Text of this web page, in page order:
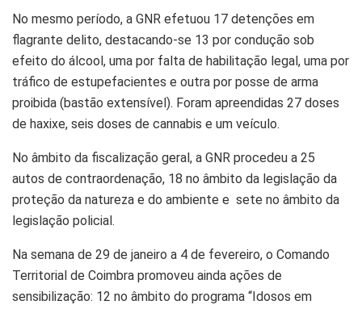
No mesmo período, a GNR efetuou 17 detenções em
flagrante delito, destacando-se 13 por condução sob
efeito do álcool, uma por falta de habilitação legal, uma por
tráfico de estupefacientes e outra por posse de arma
proibida (bastão extensível). Foram apreendidas 27 doses
de haxixe, seis doses de cannabis e um veículo.
No âmbito da fiscalização geral, a GNR procedeu a 25
autos de contraordenação, 18 no âmbito da legislação da
proteção da natureza e do ambiente e sete no âmbito da
legislação policial.
Na semana de 29 de janeiro a 4 de fevereiro, o Comando
Territorial de Coimbra promoveu ainda ações de
sensibilização: 12 no âmbito do programa “Idosos em